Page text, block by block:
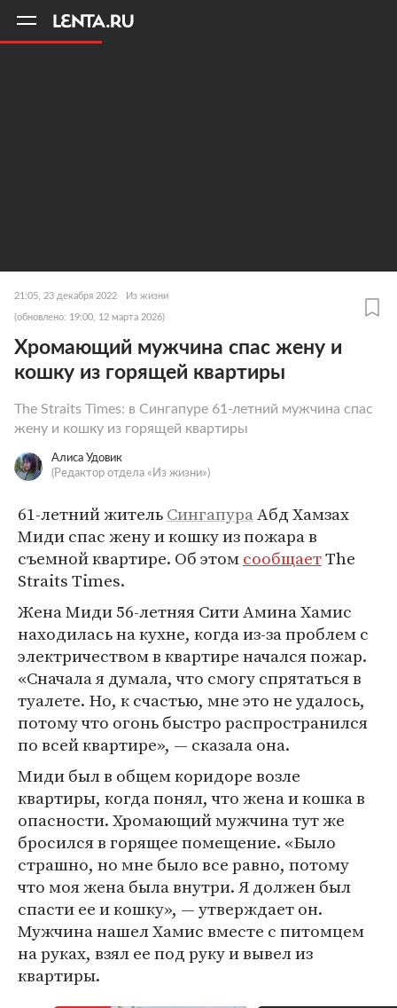
21:05, 23 декабря 2022 Из жизни
(обновлено: 19:00, 12 марта 2026)
Хромающий мужчина спас жену и
кошку из горящей квартиры
The Straits Times: в Сингапуре 61-летний мужчина спас
жену и кошку из горящей квартиры
Алиса Удовик
(Редактор отдела «Из жизни»)
61-летний жительСингапураАбд Хамзах
Миди спас жену и кошку из пожара в
съемной квартире. Об этомсообщаетThe
Straits Times.
Жена Миди 56-летняя Сити Амина Хамис
находилась на кухне, когда из-за проблем с
электричеством в квартире начался пожар.
«Сначала я думала, что смогу спрятаться в
туалете. Но, к счастью, мне это не удалось,
потому что огонь быстро распространился
по всей квартире», — сказала она.
Миди был в общем коридоре возле
квартиры, когда понял, что жена и кошка в
опасности. Хромающий мужчина тут же
бросился в горящее помещение. «Было
страшно, но мне было все равно, потому
что моя жена была внутри. Я должен был
спасти ее и кошку», — утверждает он.
Мужчина нашел Хамис вместе с питомцем
на руках, взял ее под руку и вывел из
квартиры.